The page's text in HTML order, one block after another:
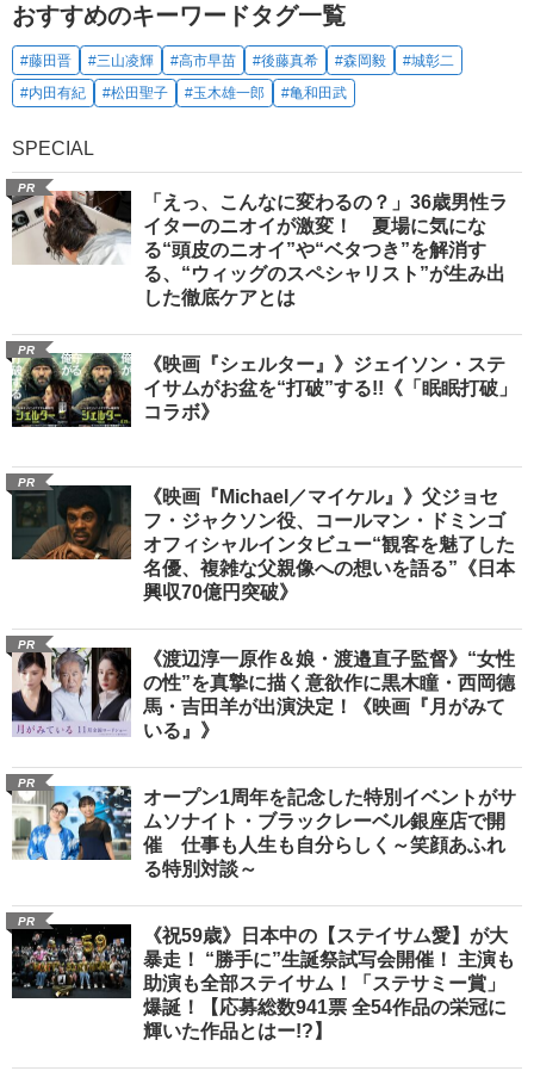
おすすめのキーワードタグ一覧
#藤田晋 #三山凌輝 #高市早苗 #後藤真希 #森岡毅
#城彰二
#内田有紀
#松田聖子 #玉木雄一郎 #亀和田武
SPECIAL
PR
「えっ、こんなに変わるの？」36歳男性ラ
イターのニオイが激変！ 夏場に気にな
る“頭皮のニオイ”や“ベタつき”を解消す
る、“ウィッグのスペシャリスト”が生み出
した徹底ケアとは
PR
《映画『シェルター』》ジェイソン・ステ
イサムがお盆を“打破”する!!《「眠眠打破」
コラボ》
PR
《映画『Michael／マイケル』》父ジョセ
フ・ジャクソン役、コールマン・ドミンゴ
オフィシャルインタビュー“観客を魅了した
名優、複雑な父親像への想いを語る”《日本
興収70億円突破》
PR
《渡辺淳一原作＆娘・渡邉直子監督》“女性
の性”を真摯に描く意欲作に黒木瞳・西岡德
馬・吉田羊が出演決定！《映画『月がみて
いる』》
PR
オープン1周年を記念した特別イベントがサ
ムソナイト・ブラックレーベル銀座店で開
催 仕事も人生も自分らしく～笑顔あふれ
る特別対談～
PR
《祝59歳》日本中の【ステイサム愛】が大
暴走！ “勝手に”生誕祭試写会開催！ 主演も
助演も全部ステイサム！「ステサミー賞」
爆誕！【応募総数941票 全54作品の栄冠に
輝いた作品とはー!?】